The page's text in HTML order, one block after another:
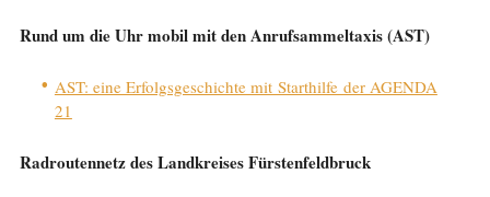
Rund um die Uhr mobil mit den Anrufsammeltaxis (AST)
AST: eine Erfolgsgeschichte mit Starthilfe der AGENDA
21
Radroutennetz des Landkreises Fürstenfeldbruck